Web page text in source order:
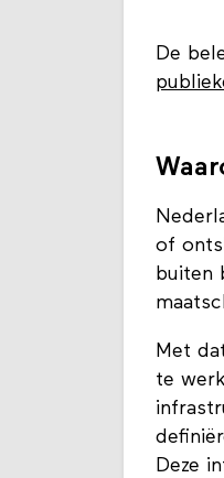
De
of
buiten
Met
te
Deze